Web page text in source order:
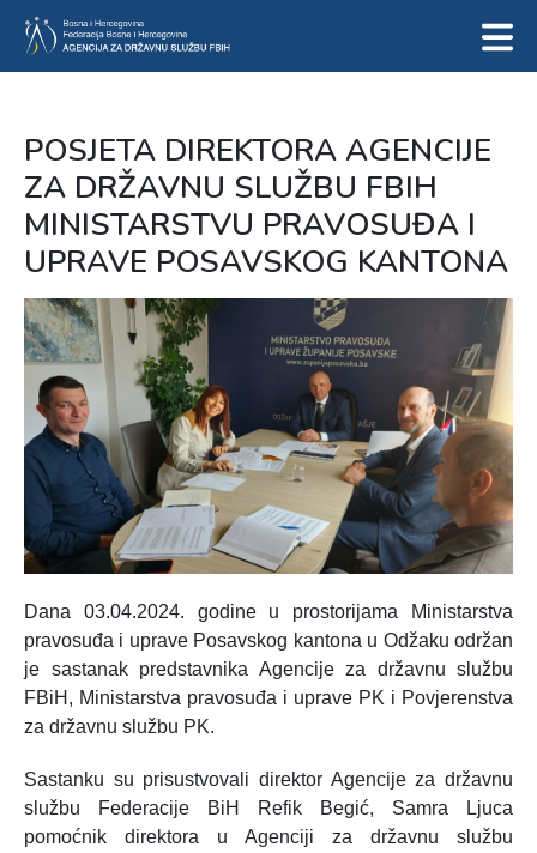
POSJETA DIREKTORA AGENCIJE
ZA DRŽAVNU SLUŽBU FBIH
MINISTARSTVU PRAVOSUĐA I
UPRAVE POSAVSKOG KANTONA
Dana 03.04.2024. godine u prostorijama Ministarstva
pravosuđa i uprave Posavskog kantona u Odžaku održan
je sastanak predstavnika Agencije za državnu službu
FBiH, Ministarstva pravosuđa i uprave PK i Povjerenstva
za državnu službu PK.
Sastanku su prisustvovali direktor Agencije za državnu
službu Federacije BiH Refik Begić, Samra Ljuca
pomoćnik direktora u Agenciji za državnu službu